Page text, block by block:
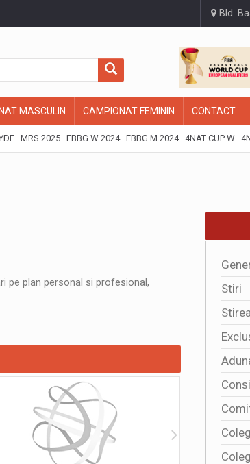
Bld.
MASCULIN CAMPIONAT FEMININ CONTACT
MRS 2025 EBBG W 2024 EBBG M 2024 4NAT CUP W
pe plan personal si profesional,
Stiri